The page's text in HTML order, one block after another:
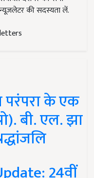
की सदस्यता लें.
परंपरा के एक
बी. एल. झा
24वीं